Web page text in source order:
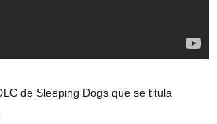
de Sleeping Dogs que se titula